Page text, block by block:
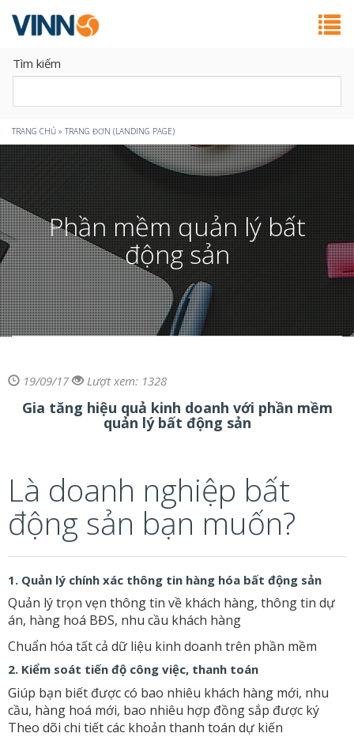
Tìm kiếm
Bạn
đang
ở
đây
TRANG CHỦ » TRANG ĐƠN (LANDING PAGE)
Phần mềm quản lý bất
động sản
19/09/17 Lượt xem: 1328
Gia tăng hiệu quả kinh doanh với phần mềm
quản lý bất động sản
Là doanh nghiệp bất
động sản bạn muốn?
1. Quản lý chính xác thông tin hàng hóa bất động sản
Quản lý trọn vẹn thông tin về khách hàng, thông tin dự
án, hàng hoá BĐS, nhu cầu khách hàng
Chuẩn hóa tất cả dữ liệu kinh doanh trên phần mềm
2. Kiểm soát tiến độ công việc, thanh toán
Giúp bạn biết được có bao nhiêu khách hàng mới, nhu
cầu, hàng hoá mới, bao nhiêu hợp đồng sắp được ký
Theo dõi chi tiết các khoản thanh toán dự kiến